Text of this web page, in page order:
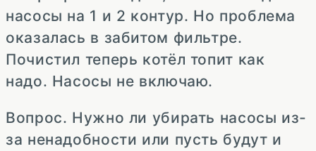
насосы на 1 и 2 контур. Но проблема
оказалась в забитом фильтре.
Почистил теперь котёл топит как
надо. Насосы не включаю.
Вопрос. Нужно ли убирать насосы из-
за ненадобности или пусть будут и